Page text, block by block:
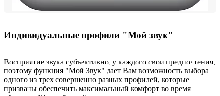
Индивидуальные профили "Мой звук"
Восприятие звука субъективно, у каждого свои предпочтения,
поэтому функция "Мой Звук" дает Вам возможность выбора
одного из трех совершенно разных профилей, которые
призваны обеспечить максимальный комфорт во время